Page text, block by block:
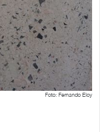
Foto: Fernando Eloy